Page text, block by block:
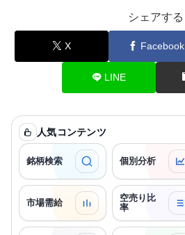
シェアする
X Facebook
LINE
人気コンテンツ
銘柄検索 個別分析
市場需給
空売り比
率